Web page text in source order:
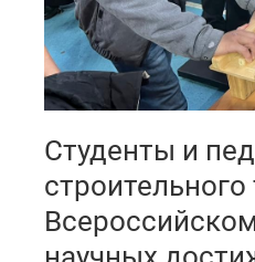
Студенты и